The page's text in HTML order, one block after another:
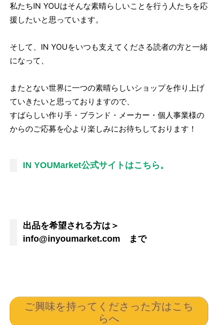
私たちIN YOUはそんな素晴らしいことを行う人たちを応
援したいと思っています。
そして、IN YOUをいつも支えてくださる読者の方と一緒
になって、
またとない世界に一つの素晴らしいショップを作り上げ
ていきたいと思っておりますので、
すばらしい作り手・ブランド・メーカー・個人事業様の
からのご応募を心より楽しみにお待ちしております！
IN YOUMarket公式サイトはこちら。
出品を希望される方は＞
info@inyoumarket.com まで
ご興味を持ってくださった方はこち
らへ